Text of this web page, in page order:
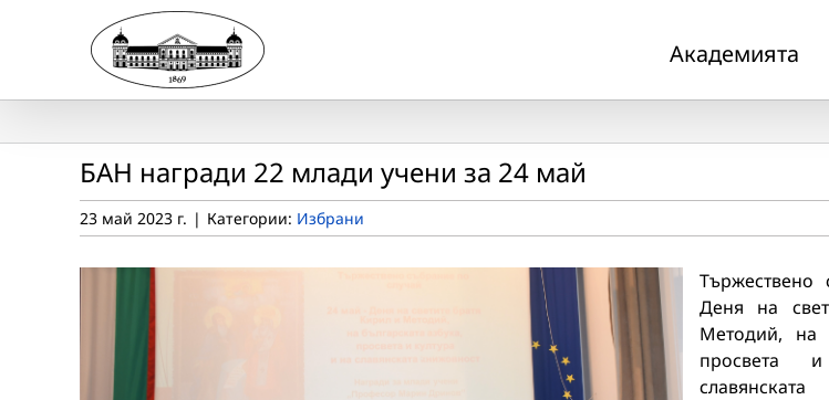
Академията
БАН награди 22 млади учени за 24 май
23 май 2023 г. | Категории: Избрани
Тържествено
Деня на
Методий, на
просвета